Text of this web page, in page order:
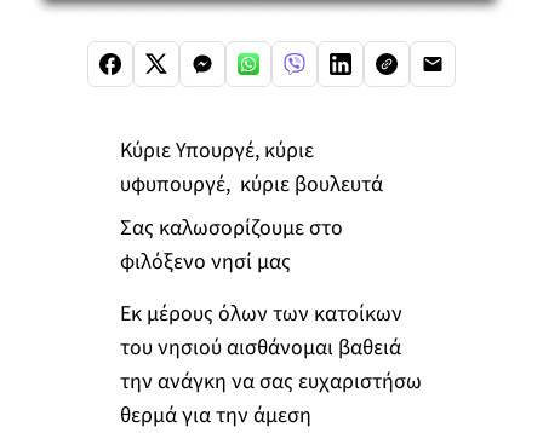
Κύριε Υπουργέ, κύριε
υφυπουργέ, κύριε βουλευτά
Σας καλωσορίζουμε στο
φιλόξενο νησί μας
Εκ μέρους όλων των κατοίκων
του νησιού αισθάνομαι βαθειά
την ανάγκη να σας ευχαριστήσω
θερμά για την άμεση